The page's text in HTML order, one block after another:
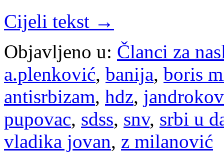
Cijeli tekst →
Objavljeno u: Članci za
a.plenković, banija, boris
antisrbizam, hdz,
pupovac, sdss, snv, srbi u
vladika jovan, z milanović